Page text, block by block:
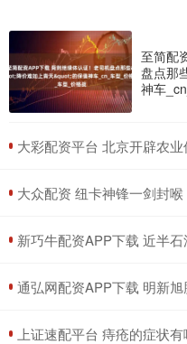
至简配
盘点那
神车
大彩配资平台 北京开辟农
大众配资 纽卡神锋一剑封喉
新巧牛配资APP下载 近半石油以人
通弘网配资APP下载 明新旭腾: 明新旭
上证速配平台 痔疮的症状有哪